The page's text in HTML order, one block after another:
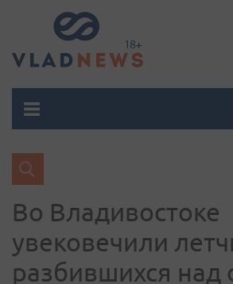
Во Владивостоке
увековечили
разбившихся над